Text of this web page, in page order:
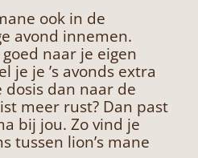
ook in de
avond innemen.
naar je eigen
je je ’s avonds extra
dosis dan naar de
meer rust? Dan past
bij jou. Zo vind je
tussen lion’s mane